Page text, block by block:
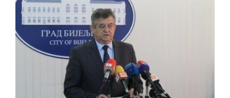
FINANSIJSKE NAGRADE